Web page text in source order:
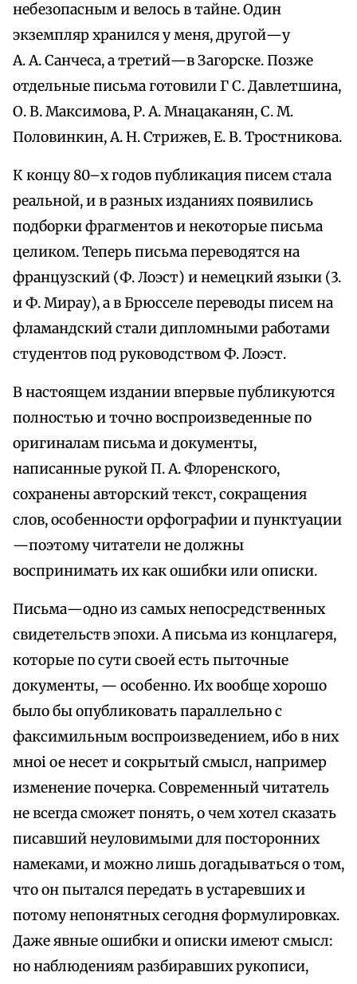
небезопасным и велось в тайне. Один
экземпляр хранился у меня, другой—у
А. А. Санчеса, а третий—в Загорске. Позже
отдельные письма готовили Г С. Давлетшина,
О. В. Максимова, Р. А. Мнацаканян, С. М.
Половинкин, А. Н. Стрижев, Е. В. Тростникова.
К концу 80–х годов публикация писем стала
реальной, и в разных изданиях появились
подборки фрагментов и некоторые письма
целиком. Теперь письма переводятся на
французский (Ф. Лоэст) и немецкий языки (3.
и Ф. Мирау), а в Брюсселе переводы писем на
фламандский стали дипломными работами
студентов под руководством Ф. Лоэст.
B настоящем издании впервые публикуются
полностью и точно воспроизведенные по
оригиналам письма и документы,
написанные рукой П. А. Флоренского,
сохранены авторский текст, сокращения
слов, особенности орфографии и пунктуации
—поэтому читатели не должны
воспринимать их как ошибки или описки.
Письма—одно из самых непосредственных
свидетельств эпохи. А письма из концлагеря,
которые по сути своей есть пыточные
документы, — особенно. Их вообще хорошо
было бы опубликовать параллельно с
факсимильным воспроизведением, ибо в них
мноі ое несет и сокрытый смысл, например
изменение почерка. Современный читатель
не всегда сможет понять, о чем хотел сказать
писавший неуловимыми для посторонних
намеками, и можно лишь догадываться о том,
что он пытался передать в устаревших и
потому непонятных сегодня формулировках.
Даже явные ошибки и описки имеют смысл:
но наблюдениям разбиравших рукописи,